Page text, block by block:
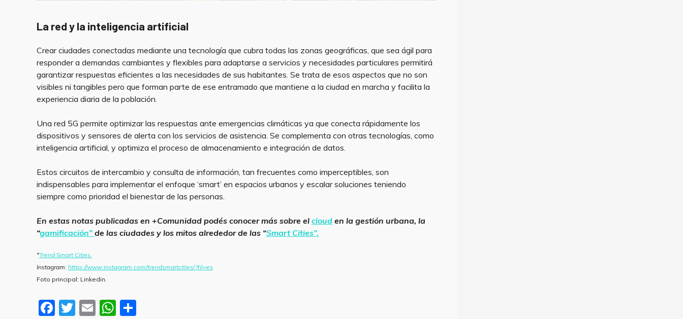
La red y la inteligencia artificial
Crear ciudades conectadas mediante una tecnología que cubra todas las zonas geográficas, que sea ágil para
responder a demandas cambiantes y flexibles para adaptarse a servicios y necesidades particulares permitirá
garantizar respuestas eficientes a las necesidades de sus habitantes. Se trata de esos aspectos que no son
visibles ni tangibles pero que forman parte de ese entramado que mantiene a la ciudad en marcha y facilita la
experiencia diaria de la población.
Una red 5G permite optimizar las respuestas ante emergencias climáticas ya que conecta rápidamente los
dispositivos y sensores de alerta con los servicios de asistencia. Se complementa con otras tecnologías, como
inteligencia artificial, y optimiza el proceso de almacenamiento e integración de datos.
Estos circuitos de intercambio y consulta de información, tan frecuentes como imperceptibles, son
indispensables para implementar el enfoque ‘smart’ en espacios urbanos y escalar soluciones teniendo
siempre como prioridad el bienestar de las personas.
En estas notas publicadas en +Comunidad podés conocer más sobre elcloud en la gestión urbana, la
“gamificación”de las ciudades y los mitos alrededor de las “Smart Cities”.
*Trend Smart Cities.
Instagram:https://www.instagram.com/trendsmartcities/?hl=es
Foto principal: Linkedin.
F
T
E
W